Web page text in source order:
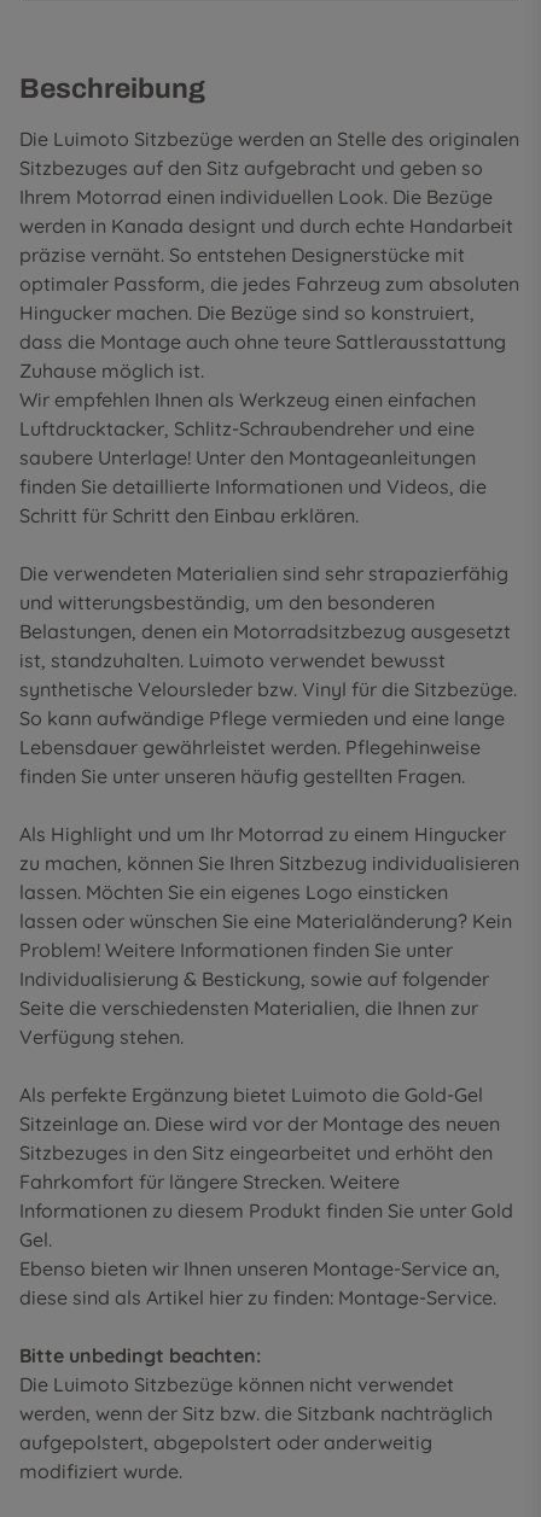
Beschreibung
Die Luimoto Sitzbezüge werden an Stelle des originalen
Sitzbezuges auf den Sitz aufgebracht und geben so
Ihrem Motorrad einen individuellen Look. Die Bezüge
werden in Kanada designt und durch echte Handarbeit
präzise vernäht. So entstehen Designerstücke mit
optimaler Passform, die jedes Fahrzeug zum absoluten
Hingucker machen. Die Bezüge sind so konstruiert,
dass die Montage auch ohne teure Sattlerausstattung
Zuhause möglich ist.
Wir empfehlen Ihnen als Werkzeug einen einfachen
Luftdrucktacker, Schlitz-Schraubendreher und eine
saubere Unterlage! Unter den Montageanleitungen
finden Sie detaillierte Informationen und Videos, die
Schritt für Schritt den Einbau erklären.
Die verwendeten Materialien sind sehr strapazierfähig
und witterungsbeständig, um den besonderen
Belastungen, denen ein Motorradsitzbezug ausgesetzt
ist, standzuhalten. Luimoto verwendet bewusst
synthetische Veloursleder bzw. Vinyl für die Sitzbezüge.
So kann aufwändige Pflege vermieden und eine lange
Lebensdauer gewährleistet werden. Pflegehinweise
finden Sie unter unseren häufig gestellten Fragen.
Als Highlight und um Ihr Motorrad zu einem Hingucker
zu machen, können Sie Ihren Sitzbezug individualisieren
lassen. Möchten Sie ein eigenes Logo einsticken
lassen oder wünschen Sie eine Materialänderung? Kein
Problem! Weitere Informationen finden Sie unter
Individualisierung & Bestickung, sowie auf folgender
Seite die verschiedensten Materialien, die Ihnen zur
Verfügung stehen.
Als perfekte Ergänzung bietet Luimoto die Gold-Gel
Sitzeinlage an. Diese wird vor der Montage des neuen
Sitzbezuges in den Sitz eingearbeitet und erhöht den
Fahrkomfort für längere Strecken. Weitere
Informationen zu diesem Produkt finden Sie unter Gold
Gel.
Ebenso bieten wir Ihnen unseren Montage-Service an,
diese sind als Artikel hier zu finden: Montage-Service.
Bitte unbedingt beachten:
Die Luimoto Sitzbezüge können nicht verwendet
werden, wenn der Sitz bzw. die Sitzbank nachträglich
aufgepolstert, abgepolstert oder anderweitig
modifiziert wurde.